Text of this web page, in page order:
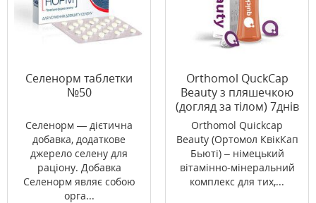
Селенорм таблетки
№50
Селенорм — дієтична
добавка, додаткове
джерело селену для
раціону. Добавка
Селенорм являє собою
орга...
Orthomol QuckCap
Beauty з пляшечкою
(догляд за тілом) 7днів
Orthomol Quickcap
Beauty (Ортомол КвікКап
Бьюті) – німецький
вітамінно-мінеральний
комплекс для тих,...